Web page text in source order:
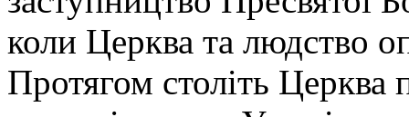
коли Церква та людство
Протягом століть Церква